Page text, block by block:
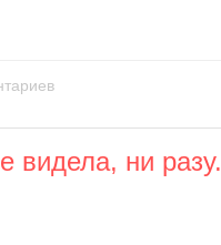
видела, ни разу.